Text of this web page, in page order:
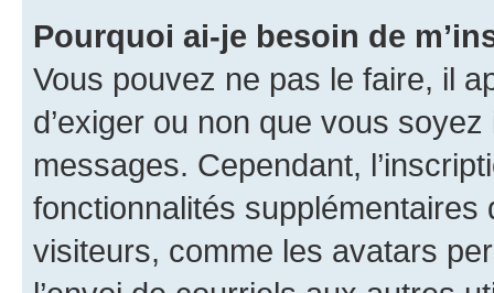
Pourquoi ai-je besoin de
Vous pouvez ne pas le faire, il
d’exiger ou non que vous
messages. Cependant,
fonctionnalités
visiteurs, comme les avatars